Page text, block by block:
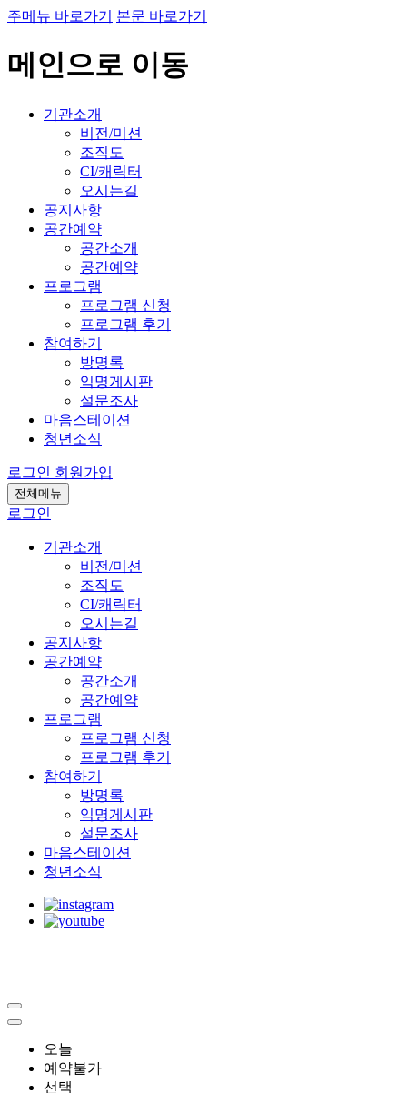
주메뉴 바로가기 본문 바로가기
메인으로 이동
기관소개
비전/미션
조직도
CI/캐릭터
오시는길
공지사항
공간예약
공간소개
공간예약
프로그램
프로그램 신청
프로그램 후기
참여하기
방명록
익명게시판
설문조사
마음스테이션
청년소식
로그인 회원가입
전체메뉴
로그인
기관소개
비전/미션
조직도
CI/캐릭터
오시는길
공지사항
공간예약
공간소개
공간예약
프로그램
프로그램 신청
프로그램 후기
참여하기
방명록
익명게시판
설문조사
마음스테이션
청년소식
오늘
예약불가
선택